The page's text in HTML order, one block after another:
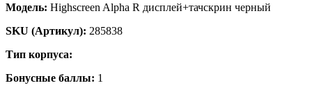
Модель: Highscreen Alpha R дисплей+тачскрин черный
SKU (Артикул): 285838
Тип корпуса:
Бонусные баллы: 1